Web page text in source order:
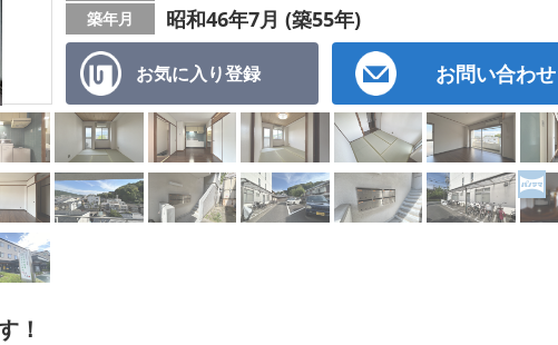
お気に入り登録 お問い合わせ
築年月 昭和46年7月 (築55年)
！